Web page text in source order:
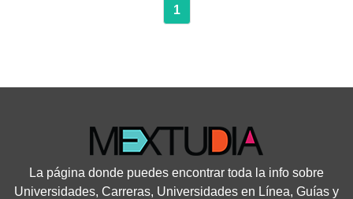
1
La página donde puedes encontrar toda la info sobre
Universidades, Carreras, Universidades en Línea, Guías y